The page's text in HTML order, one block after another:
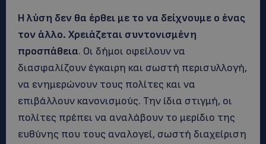
Η λύση δεν θα έρθει με το να δείχνουμε ο ένας
τον άλλο. Χρειάζεται συντονισμένη
προσπάθεια. Οι δήμοι οφείλουν να
διασφαλίζουν έγκαιρη και σωστή περισυλλογή,
να ενημερώνουν τους πολίτες και να
επιβάλλουν κανονισμούς. Την ίδια στιγμή, οι
πολίτες πρέπει να αναλάβουν το μερίδιο της
ευθύνης που τους αναλογεί, σωστή διαχείριση